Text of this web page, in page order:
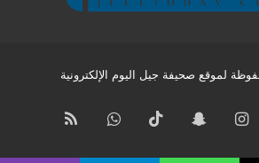
لموقع صحيفة جيل اليوم الإلكترونية
انستقرامسناب ‫TikTok واتساب